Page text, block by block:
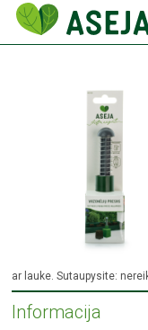
ar lauke. Sutaupysite:
Informacija